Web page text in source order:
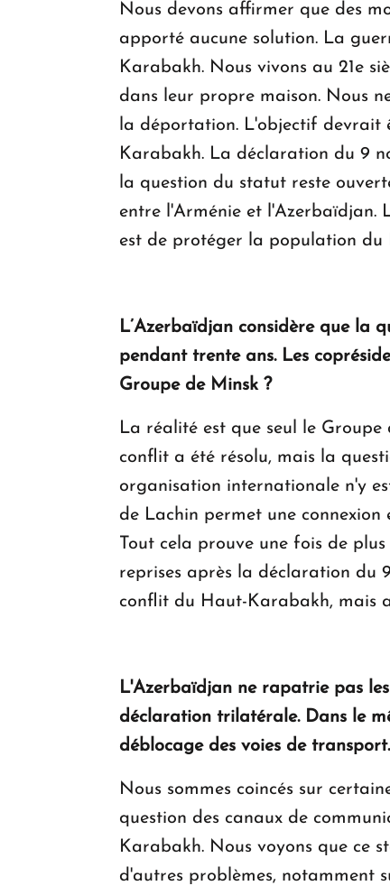
Nous devons affirmer que des
apporté aucune solution. La
Karabakh. Nous vivons au 21e
dans leur propre maison. Nous
la déportation. L'objectif devrait
Karabakh. La déclaration du 9
la question du statut reste
entre l'Arménie et l'Azerbaïdjan.
est de protéger la population du
L’Azerbaïdjan considère que la
pendant trente ans. Les
Groupe de Minsk ?
La réalité est que seul le
conflit a été résolu, mais la
organisation internationale n'y
de Lachin permet une
Tout cela prouve une fois de
reprises après la déclaration du
conflit du Haut-Karabakh, mais
L'Azerbaïdjan ne rapatrie pas
déclaration trilatérale. Dans le
déblocage des voies de
Nous sommes coincés sur
question des canaux de
Karabakh. Nous voyons que ce
d'autres problèmes, notamment